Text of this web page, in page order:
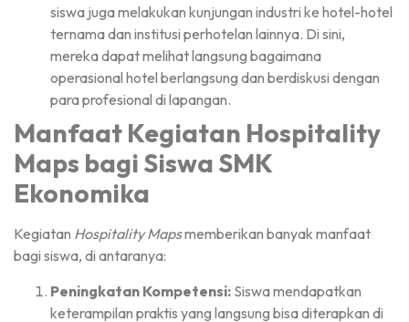
siswa juga melakukan kunjungan industri ke hotel-hotel
ternama dan institusi perhotelan lainnya. Di sini,
mereka dapat melihat langsung bagaimana
operasional hotel berlangsung dan berdiskusi dengan
para profesional di lapangan.
Manfaat Kegiatan Hospitality
Maps bagi Siswa SMK
Ekonomika
Kegiatan Hospitality Mapsmemberikan banyak manfaat
bagi siswa, di antaranya:
Peningkatan Kompetensi: Siswa mendapatkan
keterampilan praktis yang langsung bisa diterapkan di